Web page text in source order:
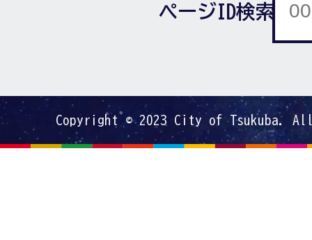
ページID検索
Copyright © 2023 City of Tsukuba.